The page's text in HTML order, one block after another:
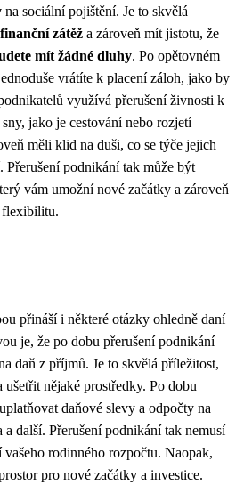
na sociální pojištění. Je to skvělá
zátěž a zároveň mít jistotu, že
mít žádné dluhy. Po opětovném
vrátíte k placení záloh, jako by
využívá přerušení živnosti k
jako je cestování nebo rozjetí
měli klid na duši, co se týče jejich
Přerušení podnikání tak může být
vám umožní nové začátky a zároveň
flexibilitu.
přináší i některé otázky ohledně daní
je, že po dobu přerušení podnikání
daň z příjmů. Je to skvělá příležitost,
nějaké prostředky. Po dobu
uplatňovat daňové slevy a odpočty na
a další. Přerušení podnikání tak nemusí
vašeho rodinného rozpočtu. Naopak,
pro nové začátky a investice.